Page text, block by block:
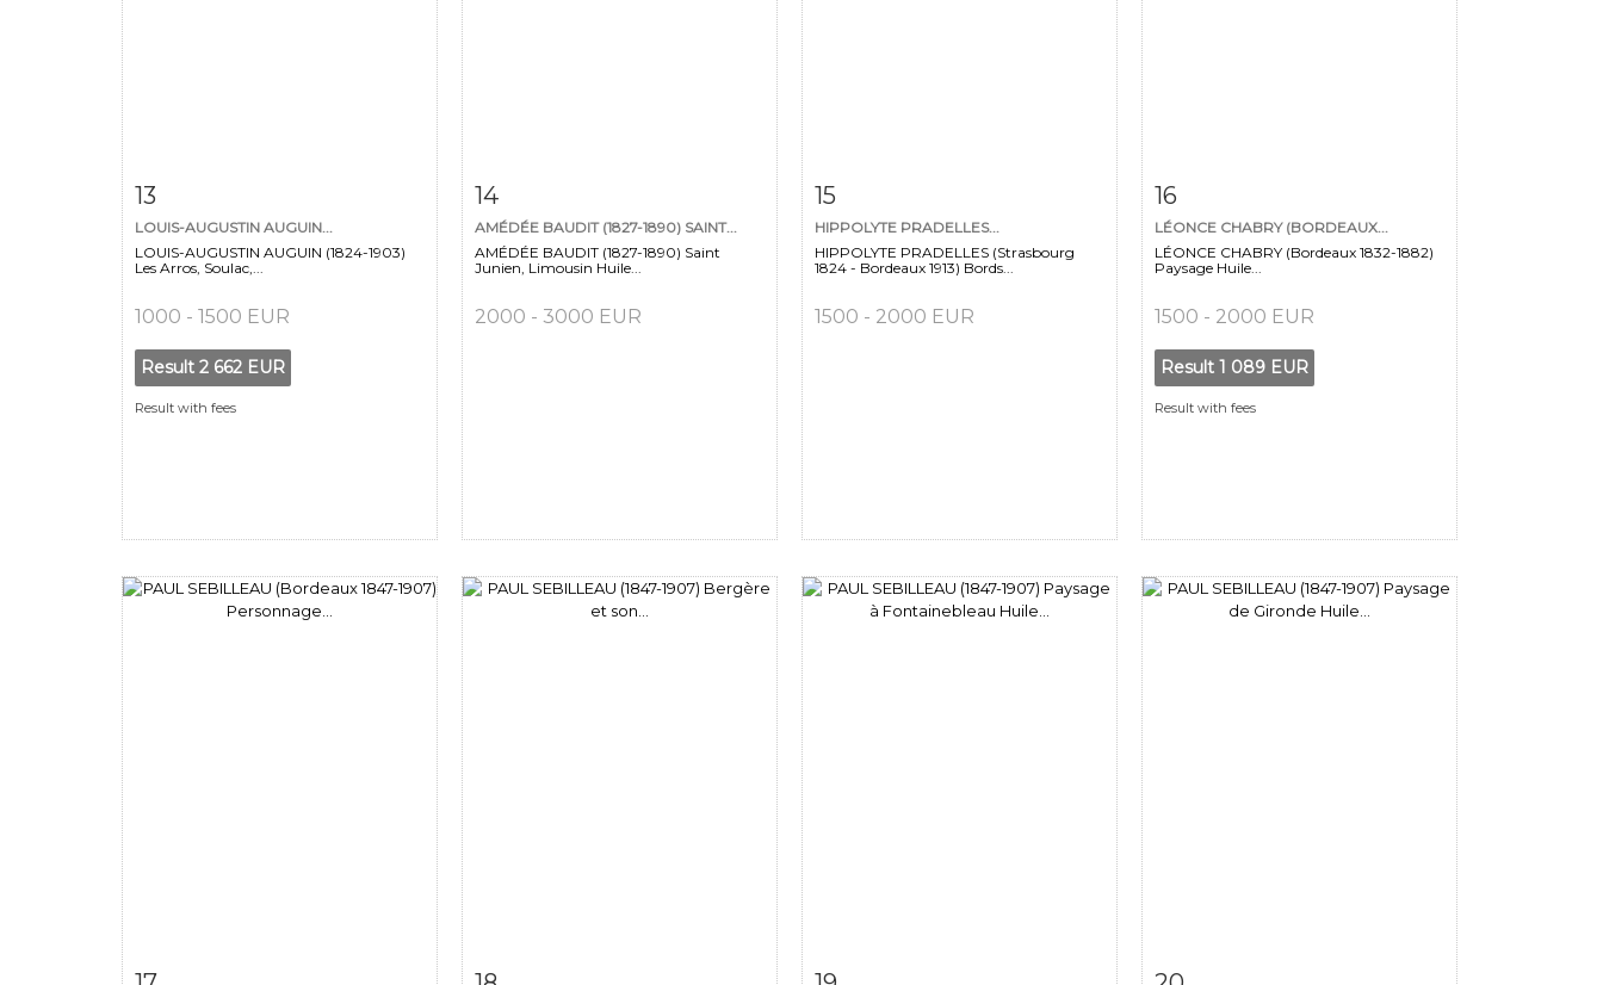
13
LOUIS-AUGUSTIN AUGUIN...
LOUIS-AUGUSTIN AUGUIN (1824-1903)
Les Arros, Soulac,...
1000 - 1500 EUR
Result 2 662 EUR
Result with fees
14
AMÉDÉE BAUDIT (1827-1890) SAINT...
AMÉDÉE BAUDIT (1827-1890) Saint
Junien, Limousin Huile...
2000 - 3000 EUR
15
HIPPOLYTE PRADELLES...
HIPPOLYTE PRADELLES (Strasbourg
1824 - Bordeaux 1913) Bords...
1500 - 2000 EUR
16
LÉONCE CHABRY (BORDEAUX...
LÉONCE CHABRY (Bordeaux 1832-1882)
Paysage Huile...
1500 - 2000 EUR
Result 1 089 EUR
Result with fees